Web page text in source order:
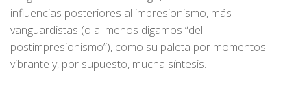
influencias posteriores al impresionismo, más
vanguardistas (o al menos digamos “del
postimpresionismo”), como su paleta por momentos
vibrante y, por supuesto, mucha síntesis.